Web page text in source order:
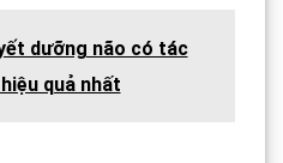
dưỡng não có tác
quả nhất